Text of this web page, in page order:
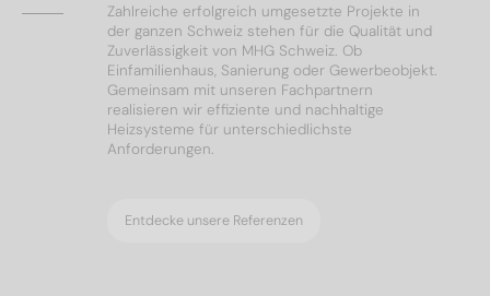
Zahlreiche erfolgreich umgesetzte Projekte in
der ganzen Schweiz stehen für die Qualität und
Zuverlässigkeit von MHG Schweiz. Ob
Einfamilienhaus, Sanierung oder Gewerbeobjekt.
Gemeinsam mit unseren Fachpartnern
realisieren wir effiziente und nachhaltige
Heizsysteme für unterschiedlichste
Anforderungen.
Entdecke unsere Referenzen